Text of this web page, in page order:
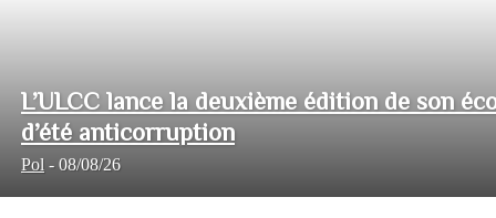
L’ULCC lance la deuxième édition de son
d’été anticorruption
Pol - 08/08/26